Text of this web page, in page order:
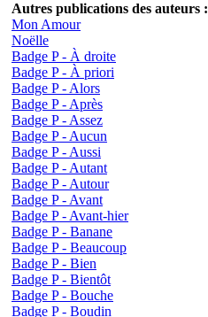
Autres publications des auteurs :
Mon Amour
Noëlle
Badge P - À droite
Badge P - À priori
Badge P - Alors
Badge P - Après
Badge P - Assez
Badge P - Aucun
Badge P - Aussi
Badge P - Autant
Badge P - Autour
Badge P - Avant
Badge P - Avant-hier
Badge P - Banane
Badge P - Beaucoup
Badge P - Bien
Badge P - Bientôt
Badge P - Bouche
Badge P - Boudin